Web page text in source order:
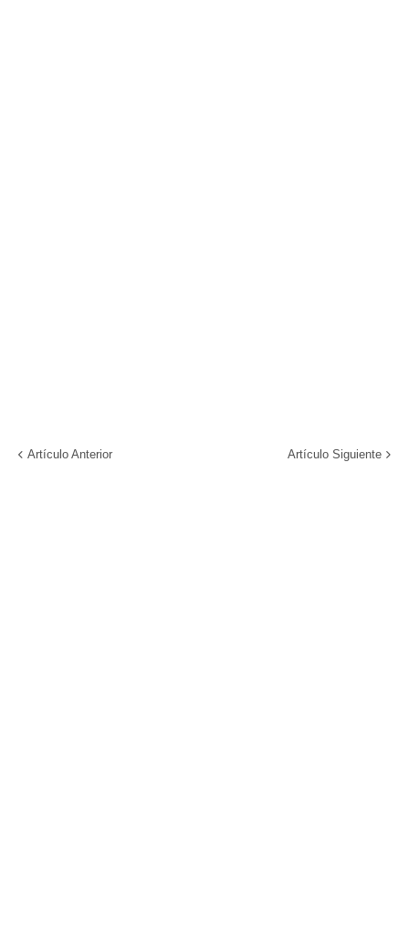
Artículo Anterior Artículo Siguiente